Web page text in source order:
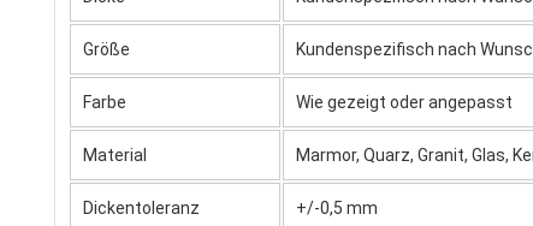
Größe Kundenspezifisch nach
Farbe Wie gezeigt oder angepasst
Material Marmor, Quarz, Granit, Glas,
Dickentoleranz +/-0,5 mm